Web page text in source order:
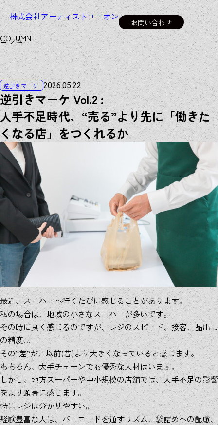
株式会社アーティストユニオン
お問い合わせ
コラム
COLUMN
逆引きマーケ 2026.05.22
逆引きマーケ Vol.2 :
人手不足時代、“売る”より先に「働きた
くなる店」をつくれるか
最近、スーパーへ行くたびに感じることがあります。
私の場合は、地域の小さなスーパーが多いです。
その時に良く感じるのですが、レジのスピード、接客、品出し
の精度…
その“差”が、以前(昔)より大きくなっていると感じます。
もちろん、大手チェーンでも優秀な人材はいます。
しかし、地方スーパーや中小規模の店舗では、人手不足の影響
をより顕著に感じます。
特にレジは分かりやすい。
経験豊富な人は、バーコードを通すリズム、袋詰めへの配慮、